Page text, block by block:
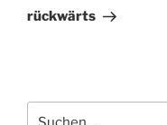
Beitrag
rückwärts
Suchen